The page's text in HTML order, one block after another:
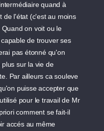
quand à
de l'état (c'est au moins
on voit ou le
de trouver ses
pas étonné qu'on
sur la vie de
Par ailleurs ca souleve
puisse accepter que
pour le travail de Mr
comment se fait-il
accés au même